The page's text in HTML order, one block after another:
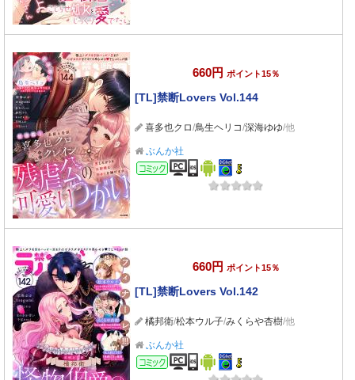
660円 ポイント15％
[TL]禁断Lovers Vol.144
喜多也クロ/鳥生ヘリコ/深海ゆゆ/他
ぶんか社
コミック
660円 ポイント15％
[TL]禁断Lovers Vol.142
橘邦衛/松本ウル子/みくらや杏樹/他
ぶんか社
コミック